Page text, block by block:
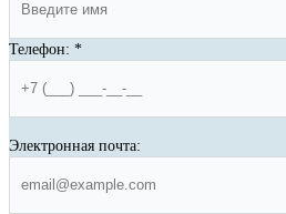
Телефон: *
Электронная почта: